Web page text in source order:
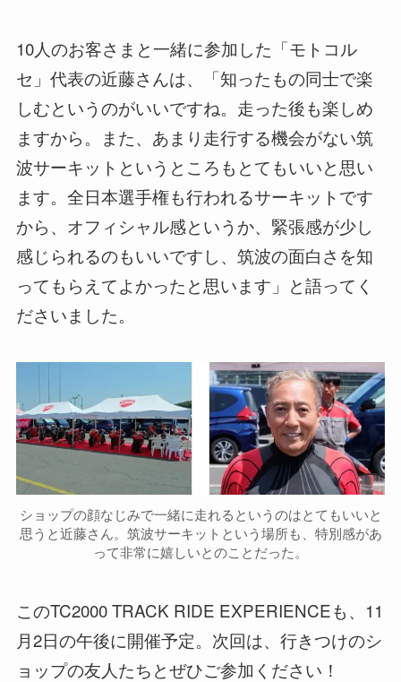
10人のお客さまと一緒に参加した「モトコル
セ」代表の近藤さんは、「知ったもの同士で楽
しむというのがいいですね。走った後も楽しめ
ますから。また、あまり走行する機会がない筑
波サーキットというところもとてもいいと思い
ます。全日本選手権も行われるサーキットです
から、オフィシャル感というか、緊張感が少し
感じられるのもいいですし、筑波の面白さを知
ってもらえてよかったと思います」と語ってく
ださいました。
ショップの顔なじみで一緒に走れるというのはとてもいいと
思うと近藤さん。筑波サーキットという場所も、特別感があ
って非常に嬉しいとのことだった。
このTC2000 TRACK RIDE EXPERIENCEも、11
月2日の午後に開催予定。次回は、行きつけのシ
ョップの友人たちとぜひご参加ください！